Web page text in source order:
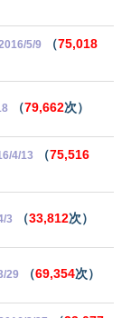
5/9 （75,018
（79,662次）
4/13 （75,516
3 （33,812次）
29 （69,354次）